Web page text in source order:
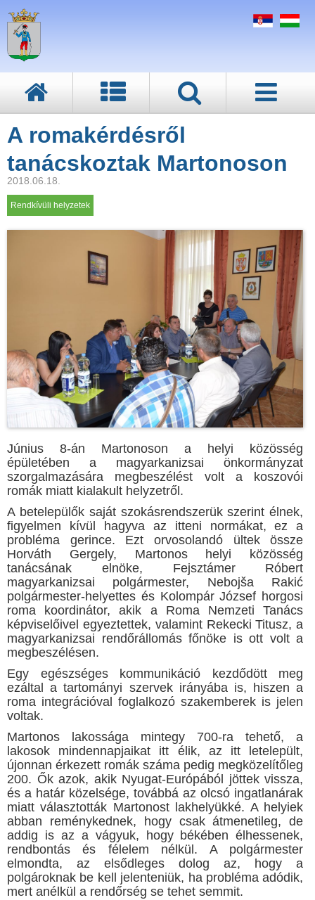
A romakérdésről
tanácskoztak Martonoson
2018.06.18.
Rendkívüli helyzetek
Június 8-án Martonoson a helyi közösség
épületében a magyarkanizsai önkormányzat
szorgalmazására megbeszélést volt a koszovói
romák miatt kialakult helyzetről.
A betelepülők saját szokásrendszerük szerint élnek,
figyelmen kívül hagyva az itteni normákat, ez a
probléma gerince. Ezt orvosolandó ültek össze
Horváth Gergely, Martonos helyi közösség
tanácsának elnöke, Fejsztámer Róbert
magyarkanizsai polgármester, Nebojša Rakić
polgármester-helyettes és Kolompár József horgosi
roma koordinátor, akik a Roma Nemzeti Tanács
képviselőivel egyeztettek, valamint Rekecki Titusz, a
magyarkanizsai rendőrállomás főnöke is ott volt a
megbeszélésen.
Egy egészséges kommunikáció kezdődött meg
ezáltal a tartományi szervek irányába is, hiszen a
roma integrációval foglalkozó szakemberek is jelen
voltak.
Martonos lakossága mintegy 700-ra tehető, a
lakosok mindennapjaikat itt élik, az itt letelepült,
újonnan érkezett romák száma pedig megközelítőleg
200. Ők azok, akik Nyugat-Európából jöttek vissza,
és a határ közelsége, továbbá az olcsó ingatlanárak
miatt választották Martonost lakhelyükké. A helyiek
abban reménykednek, hogy csak átmenetileg, de
addig is az a vágyuk, hogy békében élhessenek,
rendbontás és félelem nélkül. A polgármester
elmondta, az elsődleges dolog az, hogy a
polgároknak be kell jelenteniük, ha probléma adódik,
mert anélkül a rendőrség se tehet semmit.